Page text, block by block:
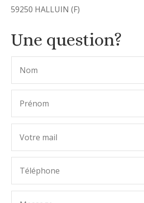
59250 HALLUIN (F)
Une question?